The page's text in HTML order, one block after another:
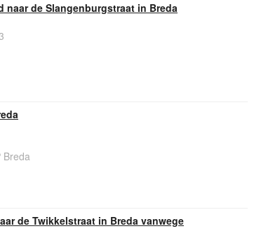
naar de Slangenburgstraat in Breda
Breda
de Twikkelstraat in Breda vanwege